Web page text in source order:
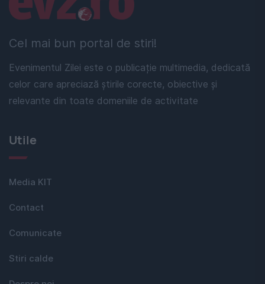
Cel mai bun portal de stiri!
Evenimentul Zilei este o publicație multimedia, dedicată
celor care apreciază știrile corecte, obiective și
relevante din toate domeniile de activitate
Utile
Media KIT
Contact
Comunicate
Stiri calde